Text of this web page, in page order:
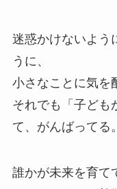
迷惑かけないよう
うに、
小さなことに気を
それでも「子ども
て、がんばってる。
誰かが未来を育て